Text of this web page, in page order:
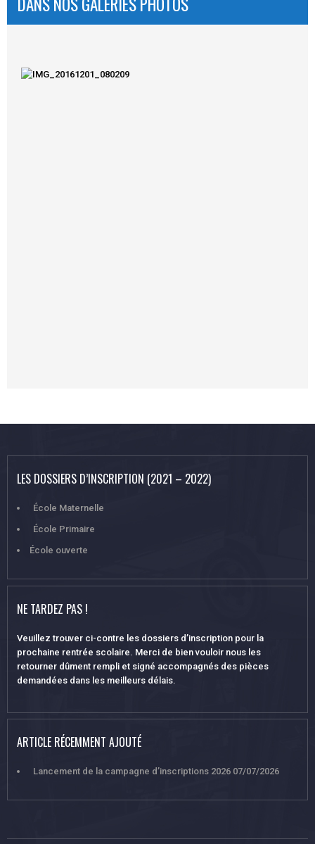
LES DOSSIERS D’INSCRIPTION (2021 – 2022)
École Maternelle
École Primaire
École ouverte
NE TARDEZ PAS !
Veuillez trouver ci-contre les dossiers d’inscription pour la
prochaine rentrée scolaire. Merci de bien vouloir nous les
retourner dûment rempli et signé accompagnés des pièces
demandées dans les meilleurs délais.
ARTICLE RÉCEMMENT AJOUTÉ
Lancement de la campagne d’inscriptions 2026 07/07/2026